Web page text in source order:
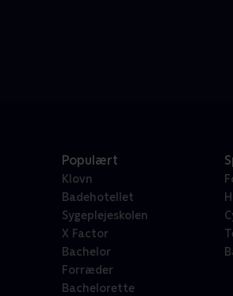
Populært
Klovn
Badehotellet
Sygeplejeskolen
X Factor
Bachelor
Forræder
Bachelorette